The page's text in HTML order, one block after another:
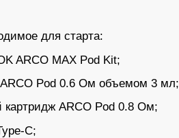
для старта:
ARCO MAX Pod Kit;
Pod 0.6 Ом объемом 3 мл;
ARCO Pod 0.8 Ом;
C;